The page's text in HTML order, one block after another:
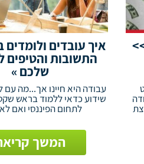
איך עובדים ולומדים
התשובות והטיפים
שלכם »
עבודה היא חיינו אך...מה עם
שידוע כדאי ללמוד בראש
לתחום הפיננסי ואם
המשך